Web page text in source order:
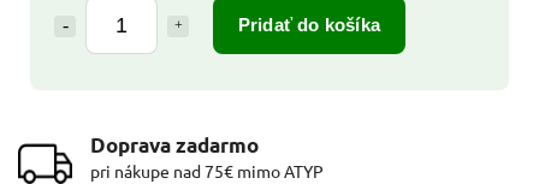
Pridať do košíka
Doprava zadarmo
pri nákupe nad 75€ mimo ATYP